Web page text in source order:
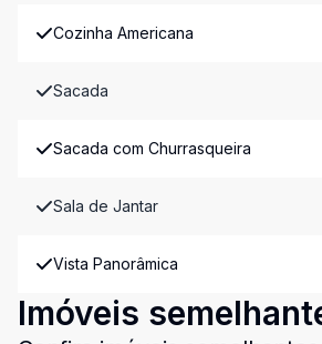
Cozinha Americana
Sacada
Sacada com Churrasqueira
Sala de Jantar
Vista Panorâmica
Imóveis